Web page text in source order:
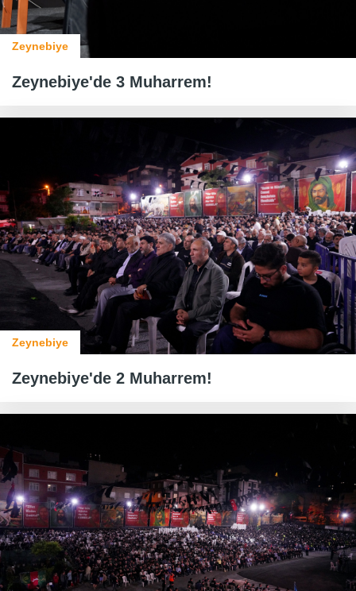
Zeynebiye
Zeynebiye'de 3 Muharrem!
Zeynebiye
Zeynebiye'de 2 Muharrem!